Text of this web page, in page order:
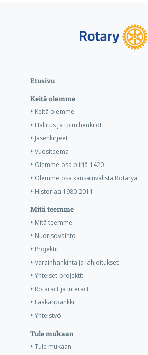
Etusivu
Keitä olemme
Keitä olemme
Hallitus ja toimihenkilöt
Jäsenkirjeet
Vuositeema
Olemme osa piiriä 1420
Olemme osa kansainvälistä Rotarya
Historiaa 1980-2011
Mitä teemme
Mitä teemme
Nuorisovaihto
Projektit
Varainhankinta ja lahjoitukset
Yhteiset projektit
Rotaract ja Interact
Lääkäripankki
Yhteistyö
Tule mukaan
Tule mukaan